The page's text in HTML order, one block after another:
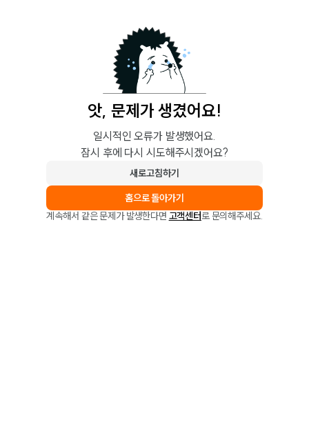
앗, 문제가 생겼어요!
일시적인 오류가 발생했어요.
잠시 후에 다시 시도해주시겠어요?
새로고침하기
홈으로 돌아가기
계속해서 같은 문제가 발생한다면 고객센터로 문의해주세요.